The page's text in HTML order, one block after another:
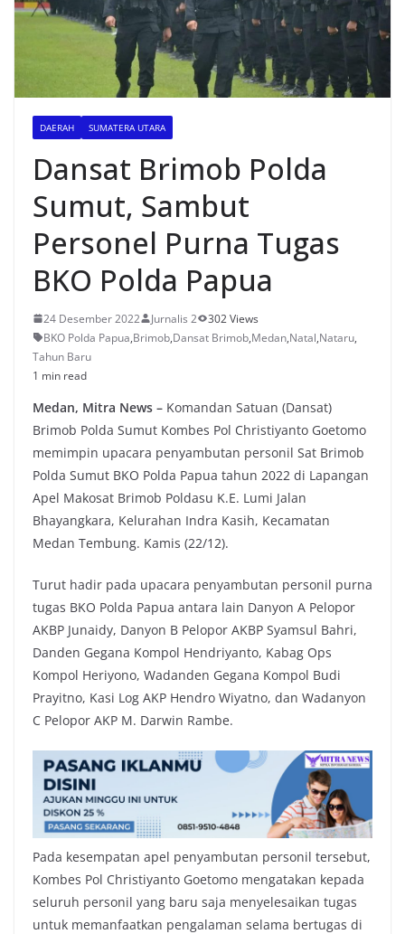
DAERAH SUMATERA UTARA
Dansat Brimob Polda
Sumut, Sambut
Personel Purna Tugas
BKO Polda Papua
24 Desember 2022 Jurnalis 2
302 Views
BKO Polda Papua,Brimob,Dansat Brimob,Medan,Natal,Nataru,
Tahun Baru
1 min read
Medan, Mitra News – Komandan Satuan (Dansat)
Brimob Polda Sumut Kombes Pol Christiyanto Goetomo
memimpin upacara penyambutan personil Sat Brimob
Polda Sumut BKO Polda Papua tahun 2022 di Lapangan
Apel Makosat Brimob Poldasu K.E. Lumi Jalan
Bhayangkara, Kelurahan Indra Kasih, Kecamatan
Medan Tembung. Kamis (22/12).
Turut hadir pada upacara penyambutan personil purna
tugas BKO Polda Papua antara lain Danyon A Pelopor
AKBP Junaidy, Danyon B Pelopor AKBP Syamsul Bahri,
Danden Gegana Kompol Hendriyanto, Kabag Ops
Kompol Heriyono, Wadanden Gegana Kompol Budi
Prayitno, Kasi Log AKP Hendro Wiyatno, dan Wadanyon
C Pelopor AKP M. Darwin Rambe.
Pada kesempatan apel penyambutan personil tersebut,
Kombes Pol Christiyanto Goetomo mengatakan kepada
seluruh personil yang baru saja menyelesaikan tugas
untuk memanfaatkan pengalaman selama bertugas di